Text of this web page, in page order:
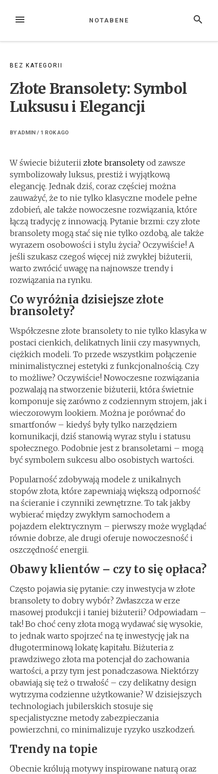
MENU SEARCH
NOTABENE
BEZ KATEGORII
Złote Bransolety: Symbol
Luksusu i Elegancji
BYADMIN / 1 ROKAGO
W świecie biżuterii złote bransolety od zawsze
symbolizowały luksus, prestiż i wyjątkową
elegancję. Jednak dziś, coraz częściej można
zauważyć, że to nie tylko klasyczne modele pełne
zdobień, ale także nowoczesne rozwiązania, które
łączą tradycję z innowacją. Pytanie brzmi: czy złote
bransolety mogą stać się nie tylko ozdobą, ale także
wyrazem osobowości i stylu życia? Oczywiście! A
jeśli szukasz czegoś więcej niż zwykłej biżuterii,
warto zwrócić uwagę na najnowsze trendy i
rozwiązania na rynku.
Co wyróżnia dzisiejsze złote
bransolety?
Współczesne złote bransolety to nie tylko klasyka w
postaci cienkich, delikatnych linii czy masywnych,
ciężkich modeli. To przede wszystkim połączenie
minimalistycznej estetyki z funkcjonalnością. Czy
to możliwe? Oczywiście! Nowoczesne rozwiązania
pozwalają na stworzenie biżuterii, która świetnie
komponuje się zarówno z codziennym strojem, jak i
wieczorowym lookiem. Można je porównać do
smartfonów – kiedyś były tylko narzędziem
komunikacji, dziś stanowią wyraz stylu i statusu
społecznego. Podobnie jest z bransoletami – mogą
być symbolem sukcesu albo osobistych wartości.
Popularność zdobywają modele z unikalnych
stopów złota, które zapewniają większą odporność
na ścieranie i czynniki zewnętrzne. To tak jakby
wybierać między zwykłym samochodem a
pojazdem elektrycznym – pierwszy może wyglądać
równie dobrze, ale drugi oferuje nowoczesność i
oszczędność energii.
Obawy klientów – czy to się opłaca?
Często pojawia się pytanie: czy inwestycja w złote
bransolety to dobry wybór? Zwłaszcza w erze
masowej produkcji i taniej biżuterii? Odpowiadam –
tak! Bo choć ceny złota mogą wydawać się wysokie,
to jednak warto spojrzeć na tę inwestycję jak na
długoterminową lokatę kapitału. Biżuteria z
prawdziwego złota ma potencjał do zachowania
wartości, a przy tym jest ponadczasowa. Niektórzy
obawiają się też o trwałość – czy delikatny design
wytrzyma codzienne użytkowanie? W dzisiejszych
technologiach jubilerskich stosuje się
specjalistyczne metody zabezpieczania
powierzchni, co minimalizuje ryzyko uszkodzeń.
Trendy na topie
Obecnie królują motywy inspirowane naturą oraz